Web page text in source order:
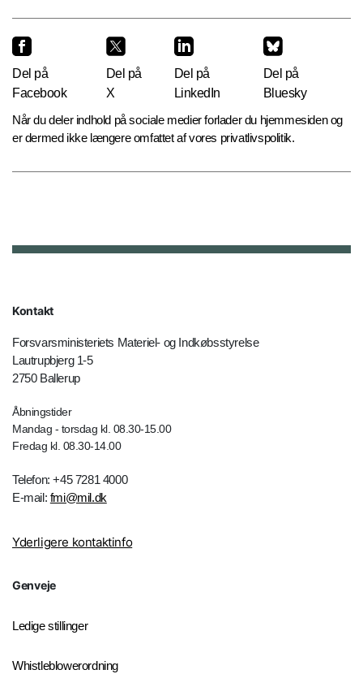
Del på
Facebook
Del på
X
Del på
LinkedIn
Del på
Bluesky
Når du deler indhold på sociale medier forlader du hjemmesiden og
er dermed ikke længere omfattet af vores privatlivspolitik.
Kontakt
Forsvarsministeriets Materiel- og Indkøbsstyrelse
Lautrupbjerg 1-5
2750 Ballerup
Åbningstider
Mandag - torsdag kl. 08.30-15.00
Fredag kl. 08.30-14.00
Telefon: +45 7281 4000
E-mail: fmi@mil.dk
Yderligere kontaktinfo
Genveje
Ledige stillinger
Whistleblowerordning